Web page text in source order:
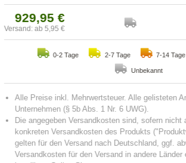
929,95 €
Versand: ab 5,95 €
0-2 Tage 2-7 Tage 7-14 Tage
Unbekannt